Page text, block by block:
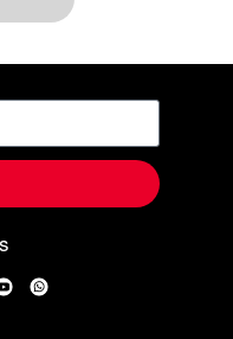
YouTubeWhatsApp